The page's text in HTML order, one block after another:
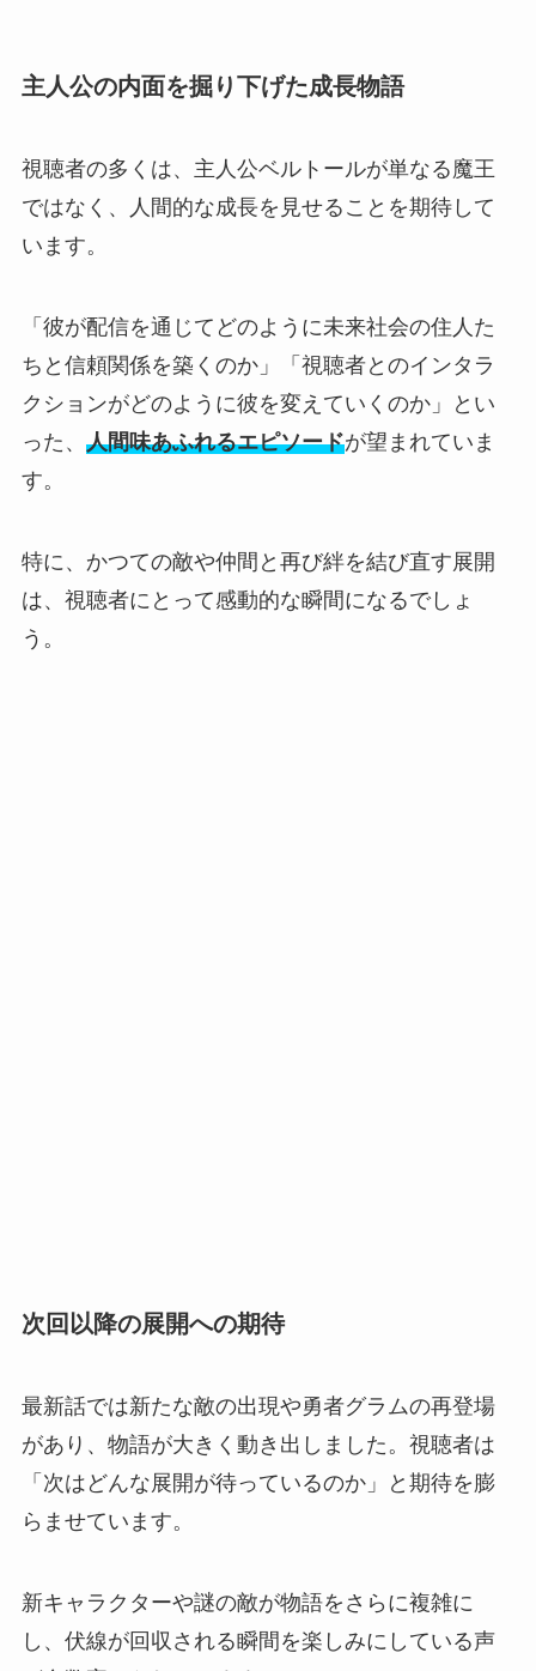
主人公の内面を掘り下げた成長物語
視聴者の多くは、主人公ベルトールが単なる魔王
ではなく、人間的な成長を見せることを期待して
います。
「彼が配信を通じてどのように未来社会の住人た
ちと信頼関係を築くのか」「視聴者とのインタラ
クションがどのように彼を変えていくのか」とい
った、 人間味あふれるエピソードが望まれていま
す。
特に、かつての敵や仲間と再び絆を結び直す展開
は、視聴者にとって感動的な瞬間になるでしょ
う。
次回以降の展開への期待
最新話では新たな敵の出現や勇者グラムの再登場
があり、物語が大きく動き出しました。視聴者は
「次はどんな展開が待っているのか」と期待を膨
らませています。
新キャラクターや謎の敵が物語をさらに複雑に
し、伏線が回収される瞬間を楽しみにしている声